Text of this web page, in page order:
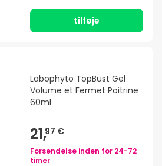
tilføje
Labophyto TopBust Gel
Volume et Fermet Poitrine
60ml
21,97 €
Forsendelse inden for 24-72
timer